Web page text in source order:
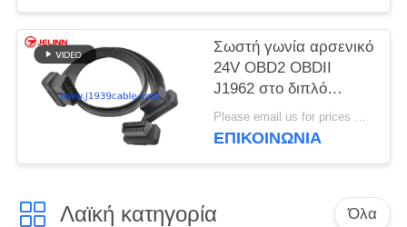
Σωστή γωνία αρσενικό
24V OBD2 OBDII
J1962 στο διπλό
θηλυκό επίπεδο
καλώδιο Υ
Please email us for prices MOQ:100 τεμ
ΕΠΙΚΟΙΝΩΝΊΑ
Λαϊκή κατηγορία Όλα